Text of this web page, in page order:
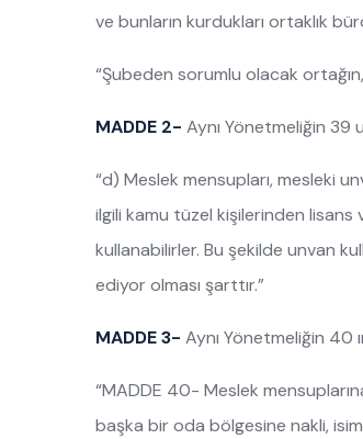
ve bunların kurdukları ortaklık
“Şubeden sorumlu olacak
MADDE 2- Aynı Yönetmeliğin 39
“d) Meslek mensupları, mesleki
ilgili kamu tüzel kişilerinden
kullanabilirler. Bu şekilde unvan
ediyor olması şarttır.”
MADDE 3- Aynı Yönetmeliğin 40
“MADDE 40- Meslek
başka bir oda bölgesine nakli,